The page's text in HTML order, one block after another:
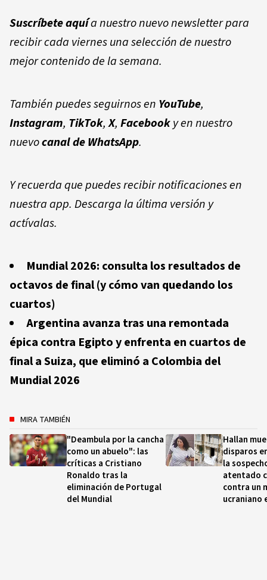
Suscríbete aquía nuestro nuevo newsletter para
recibir cada viernes una selección de nuestro
mejor contenido de la semana.
También puedes seguirnos en YouTube,
Instagram, TikTok,X, Facebooky en nuestro
nuevocanal de WhatsApp.
Y recuerda que puedes recibir notificaciones en
nuestra app. Descarga la última versión y
actívalas.
Mundial 2026: consulta los resultados de
octavos de final (y cómo van quedando los
cuartos)
Argentina avanza tras una remontada
épica contra Egipto y enfrenta en cuartos de
final a Suiza, que eliminó a Colombia del
Mundial 2026
MIRA TAMBIÉN
"Deambula por la cancha
como un abuelo": las
críticas a Cristiano
Ronaldo tras la
eliminación de Portugal
del Mundial
Hallan
disparos
la
atentado
contra un
ucraniano